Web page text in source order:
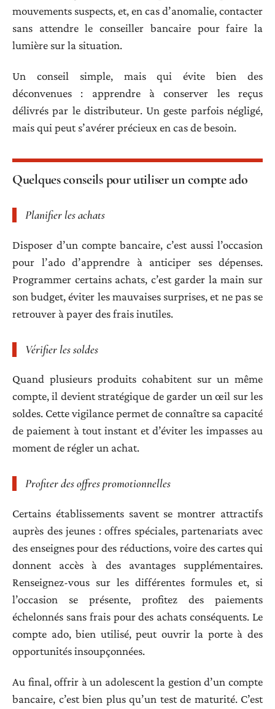
mouvements suspects, et, en cas d’anomalie, contacter
sans attendre le conseiller bancaire pour faire la
lumière sur la situation.
Un conseil simple, mais qui évite bien des
déconvenues : apprendre à conserver les reçus
délivrés par le distributeur. Un geste parfois négligé,
mais qui peut s’avérer précieux en cas de besoin.
Quelques conseils pour utiliser un compte ado
Planifier les achats
Disposer d’un compte bancaire, c’est aussi l’occasion
pour l’ado d’apprendre à anticiper ses dépenses.
Programmer certains achats, c’est garder la main sur
son budget, éviter les mauvaises surprises, et ne pas se
retrouver à payer des frais inutiles.
Vérifier les soldes
Quand plusieurs produits cohabitent sur un même
compte, il devient stratégique de garder un œil sur les
soldes. Cette vigilance permet de connaître sa capacité
de paiement à tout instant et d’éviter les impasses au
moment de régler un achat.
Profiter des offres promotionnelles
Certains établissements savent se montrer attractifs
auprès des jeunes : offres spéciales, partenariats avec
des enseignes pour des réductions, voire des cartes qui
donnent accès à des avantages supplémentaires.
Renseignez-vous sur les différentes formules et, si
l’occasion se présente, profitez des paiements
échelonnés sans frais pour des achats conséquents. Le
compte ado, bien utilisé, peut ouvrir la porte à des
opportunités insoupçonnées.
Au final, offrir à un adolescent la gestion d’un compte
bancaire, c’est bien plus qu’un test de maturité. C’est